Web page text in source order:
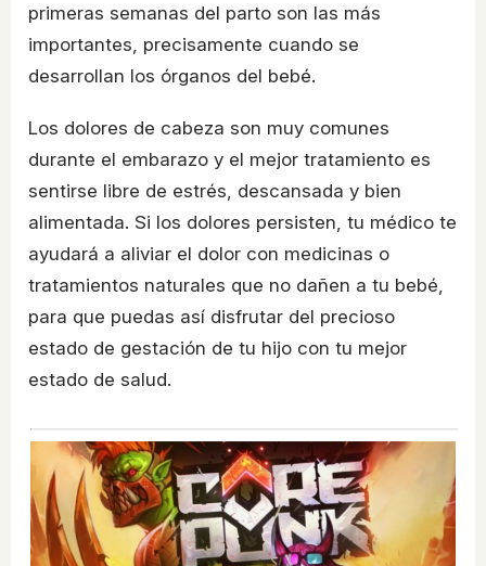
primeras semanas del parto son las más
importantes, precisamente cuando se
desarrollan los órganos del bebé.
Los dolores de cabeza son muy comunes
durante el embarazo y el mejor tratamiento es
sentirse libre de estrés, descansada y bien
alimentada. Si los dolores persisten, tu médico te
ayudará a aliviar el dolor con medicinas o
tratamientos naturales que no dañen a tu bebé,
para que puedas así disfrutar del precioso
estado de gestación de tu hijo con tu mejor
estado de salud.